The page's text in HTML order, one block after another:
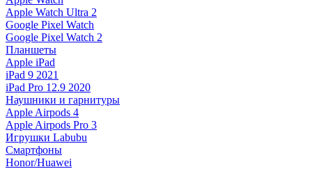
Apple Watch Ultra 2
Google Pixel Watch
Google Pixel Watch 2
Планшеты
Apple iPad
iPad 9 2021
iPad Pro 12.9 2020
Наушники и гарнитуры
Apple Airpods 4
Apple Airpods Pro 3
Игрушки Labubu
Смартфоны
Honor/Huawei